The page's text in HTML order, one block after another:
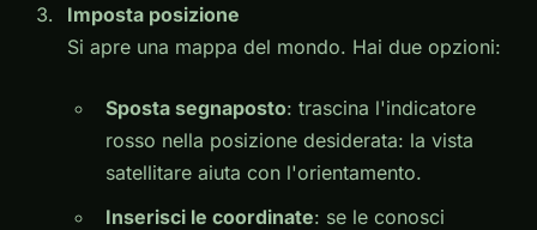
Imposta posizione
Si apre una mappa del mondo. Hai due opzioni:
Sposta segnaposto: trascina l'indicatore
rosso nella posizione desiderata: la vista
satellitare aiuta con l'orientamento.
Inserisci le coordinate: se le conosci